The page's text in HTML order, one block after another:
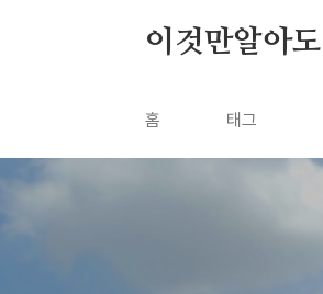
이것만알아도
홈 태그